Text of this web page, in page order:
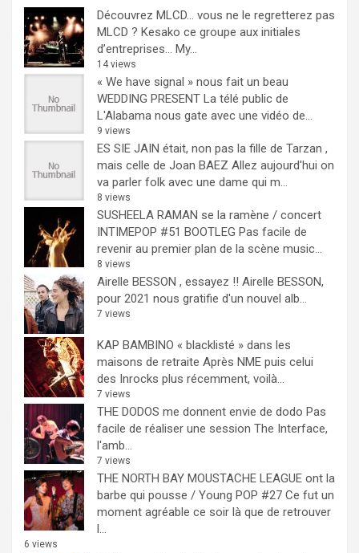
Découvrez MLCD… vous ne le regretterez pas
MLCD ? Kesako ce groupe aux initiales
d’entreprises… My...
14 views
« We have signal » nous fait un beau
WEDDING PRESENT La télé public de
L'Alabama nous gate avec une vidéo de...
9 views
ES SIE JAIN était, non pas la fille de Tarzan ,
mais celle de Joan BAEZ Allez aujourd'hui on
va parler folk avec une dame qui m...
8 views
SUSHEELA RAMAN se la ramène / concert
INTIMEPOP #51 BOOTLEG Pas facile de
revenir au premier plan de la scène music...
8 views
Airelle BESSON , essayez !! Airelle BESSON,
pour 2021 nous gratifie d'un nouvel alb...
7 views
KAP BAMBINO « blacklisté » dans les
maisons de retraite Après NME puis celui
des Inrocks plus récemment, voilà...
7 views
THE DODOS me donnent envie de dodo Pas
facile de réaliser une session The Interface,
l'amb...
7 views
THE NORTH BAY MOUSTACHE LEAGUE ont la
barbe qui pousse / Young POP #27 Ce fut un
moment agréable ce soir là que de retrouver
l...
6 views